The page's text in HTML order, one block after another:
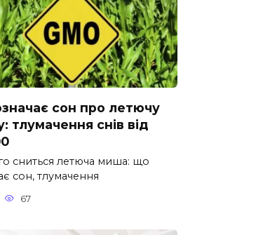
сон про летючу
тлумачення снів від
сниться летюча миша: що
сон, тлумачення
67